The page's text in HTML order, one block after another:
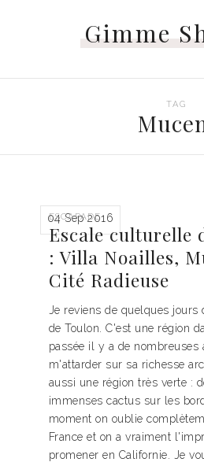
Gimme
TAG
04 Sep 2016
ESCAPADE
Escale culturelle
: Villa Noailles,
Cité Radieuse
Je reviens de quelques jours
de Toulon. C'est une région
passée il y a de nombreuses
m'attarder sur sa richesse
aussi une région très verte :
immenses cactus sur les
moment on oublie
France et on a vraiment
promener en Californie. Je